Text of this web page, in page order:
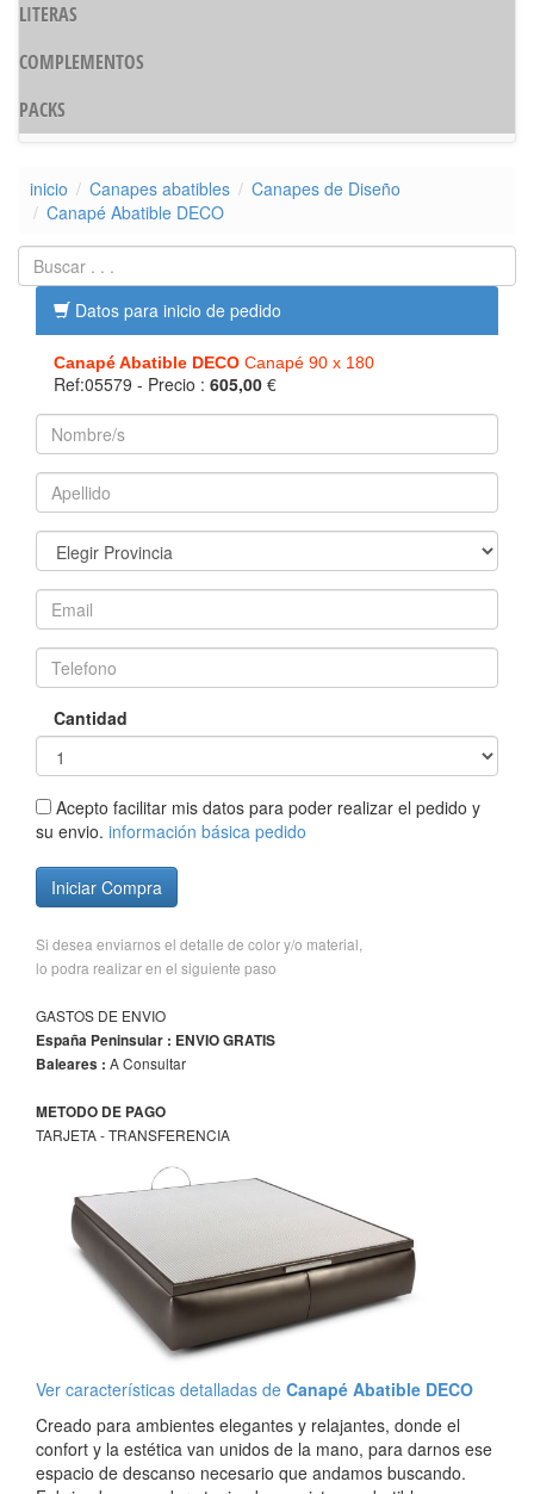
LITERAS
COMPLEMENTOS
PACKS
inicio Canapes abatibles
Canapes de Diseño
Canapé Abatible DECO
Datos para inicio de pedido
Canapé Abatible DECO Canapé 90 x 180
Ref:05579 - Precio : 605,00 €
Cantidad
Acepto facilitar mis datos para poder realizar el pedido y
su envio. información básica pedido
Iniciar Compra
Si desea enviarnos el detalle de color y/o material,
lo podra realizar en el siguiente paso
GASTOS DE ENVIO
España Peninsular : ENVIO GRATIS
Baleares : A Consultar
METODO DE PAGO
TARJETA - TRANSFERENCIA
Ver características detalladas de Canapé Abatible DECO
Creado para ambientes elegantes y relajantes, donde el
confort y la estética van unidos de la mano, para darnos ese
espacio de descanso necesario que andamos buscando.